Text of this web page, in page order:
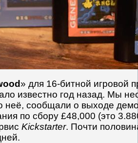
» для 16-битной игровой
известно год назад. Мы
неё, сообщали о выходе
по сбору £48,000 (это
Kickstarter. Почти